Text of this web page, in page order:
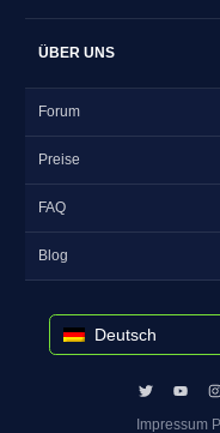
ÜBER UNS
Forum
Preise
FAQ
Blog
Deutsch
Impressum